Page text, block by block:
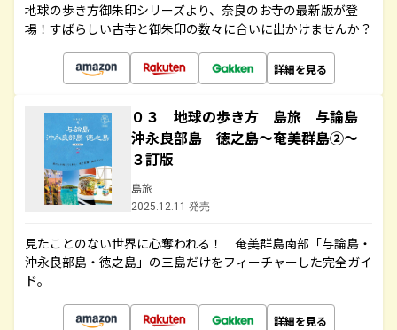
地球の歩き方御朱印シリーズより、奈良のお寺の最新版が登
場！すばらしい古寺と御朱印の数々に合いに出かけませんか？
詳細を見る
０３ 地球の歩き方 島旅 与論島
沖永良部島 徳之島～奄美群島②～
３訂版
島旅
2025.12.11 発売
見たことのない世界に心奪われる！ 奄美群島南部「与論島・
沖永良部島・徳之島」の三島だけをフィーチャーした完全ガイ
ド。
詳細を見る